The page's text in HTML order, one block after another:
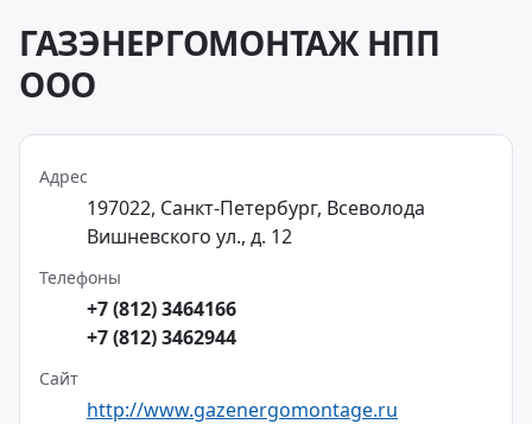
ГАЗЭНЕРГОМОНТАЖ НПП
ООО
Адрес
197022, Санкт-Петербург, Всеволода
Вишневского ул., д. 12
Телефоны
+7 (812) 3464166
+7 (812) 3462944
Сайт
http://www.gazenergomontage.ru